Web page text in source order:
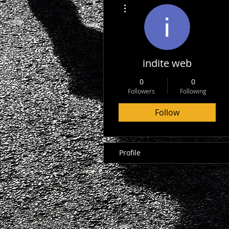
indite web
0
Followers
0
Following
Follow
Profile